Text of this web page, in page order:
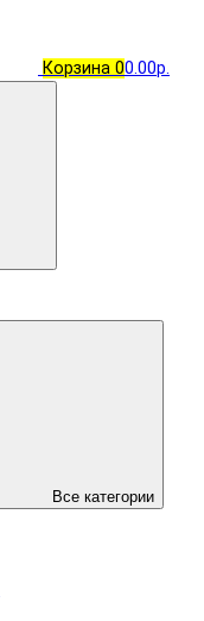
Корзина 00.00р.
Все категории